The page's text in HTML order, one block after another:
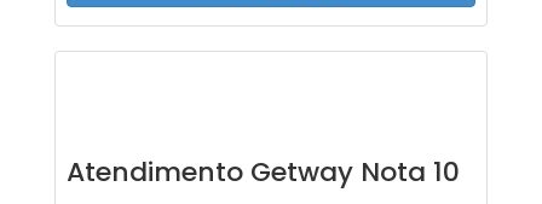
Atendimento Getway Nota 10